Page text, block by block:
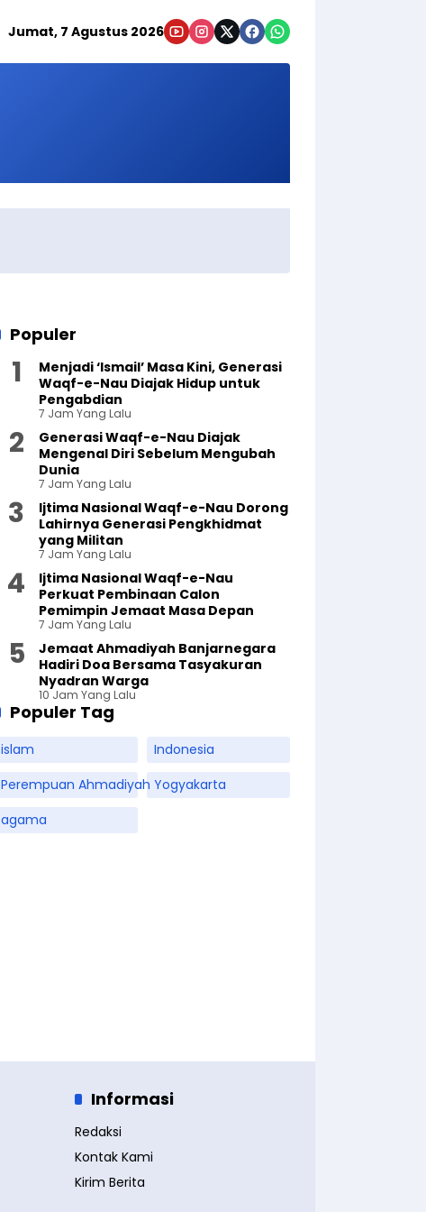
Jumat, 7 Agustus 2026
Populer
Menjadi ‘Ismail’ Masa Kini, Generasi
Waqf-e-Nau Diajak Hidup untuk
Pengabdian
7 Jam Yang Lalu
Generasi Waqf-e-Nau Diajak
Mengenal Diri Sebelum Mengubah
Dunia
7 Jam Yang Lalu
Ijtima Nasional Waqf-e-Nau Dorong
Lahirnya Generasi Pengkhidmat
yang Militan
7 Jam Yang Lalu
Ijtima Nasional Waqf-e-Nau
Perkuat Pembinaan Calon
Pemimpin Jemaat Masa Depan
7 Jam Yang Lalu
Jemaat Ahmadiyah Banjarnegara
Hadiri Doa Bersama Tasyakuran
Nyadran Warga
10 Jam Yang Lalu
Populer Tag
islam
Indonesia
Perempuan Ahmadiyah Yogyakarta
agama
Informasi
Redaksi
Kontak Kami
Kirim Berita